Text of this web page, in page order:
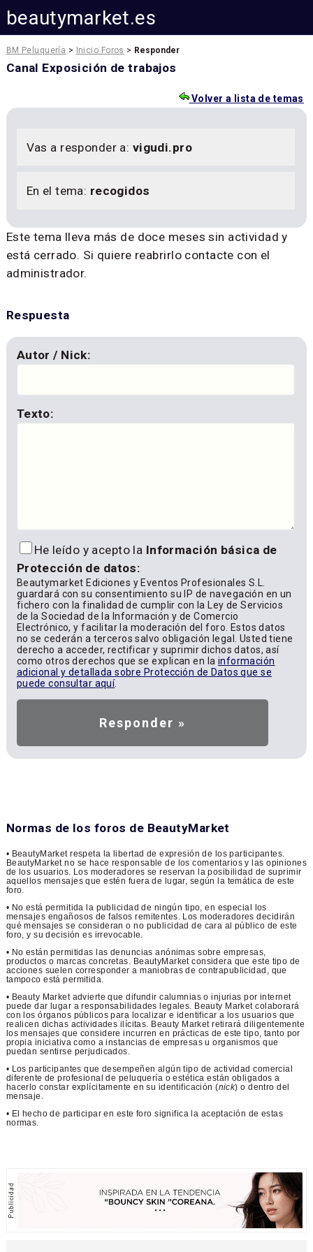
beautymarket.es
BM Peluquería > Inicio Foros > Responder
Canal Exposición de trabajos
Volver a lista de temas
Vas a responder a: vigudi.pro
En el tema: recogidos
Este tema lleva más de doce meses sin actividad y
está cerrado. Si quiere reabrirlo contacte con el
administrador.
Respuesta
Autor / Nick:
Texto:
He leído y acepto la Información básica de
Protección de datos:
Beautymarket Ediciones y Eventos Profesionales S.L.
guardará con su consentimiento su IP de navegación en un
fichero con la finalidad de cumplir con la Ley de Servicios
de la Sociedad de la Información y de Comercio
Electrónico, y facilitar la moderación del foro. Estos datos
no se cederán a terceros salvo obligación legal. Usted tiene
derecho a acceder, rectificar y suprimir dichos datos, así
como otros derechos que se explican en la información
adicional y detallada sobre Protección de Datos que se
puede consultar aquí.
Normas de los foros de BeautyMarket
• BeautyMarket respeta la libertad de expresión de los participantes.
BeautyMarket no se hace responsable de los comentarios y las opiniones
de los usuarios. Los moderadores se reservan la posibilidad de suprimir
aquellos mensajes que estén fuera de lugar, según la temática de este
foro.
• No está permitida la publicidad de ningún tipo, en especial los
mensajes engañosos de falsos remitentes. Los moderadores decidirán
qué mensajes se consideran o no publicidad de cara al público de este
foro, y su decisión es irrevocable.
• No están permitidas las denuncias anónimas sobre empresas,
productos o marcas concretas. BeautyMarket considera que este tipo de
acciones suelen corresponder a maniobras de contrapublicidad, que
tampoco está permitida.
• Beauty Market advierte que difundir calumnias o injurias por internet
puede dar lugar a responsabilidades legales. Beauty Market colaborará
con los órganos públicos para localizar e identificar a los usuarios que
realicen dichas actividades ilícitas. Beauty Market retirará diligentemente
los mensajes que considere incurren en prácticas de este tipo, tanto por
propia iniciativa como a instancias de empresas u organismos que
puedan sentirse perjudicados.
• Los participantes que desempeñen algún tipo de actividad comercial
diferente de profesional de peluquería o estética están obligados a
hacerlo constar explícitamente en su identificación (nick) o dentro del
mensaje.
• El hecho de participar en este foro significa la aceptación de estas
normas.